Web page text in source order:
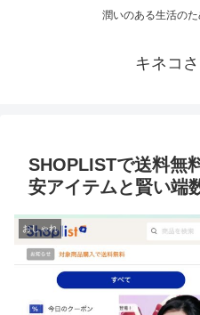
潤いのある生活の
キネコ
SHOPLISTで送料無
安アイテムと賢い端
おしゃれ